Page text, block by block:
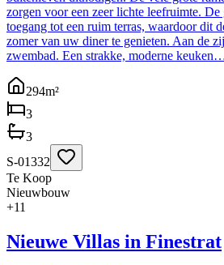
zorgen voor een zeer lichte leefruimte. De
toegang tot een ruim terras, waardoor dit
zomer van uw diner te genieten. Aan de
zwembad. Een strakke, moderne
294m²
3
3
S-01332
Te Koop
Nieuwbouw
+11
Nieuwe Villas in Finestrat